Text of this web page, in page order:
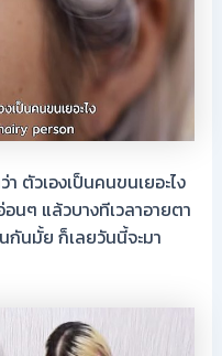
ตัวเองเป็นคนขนเยอะไง
นๆ แล้วบางทีเวลาอายตา
กันมั้ย ก็เลยวันนี้จะมา